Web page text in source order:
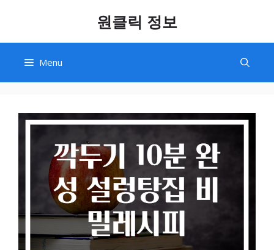
content
원클릭 정보
Menu